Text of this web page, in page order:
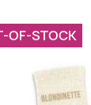
OF-STOCK